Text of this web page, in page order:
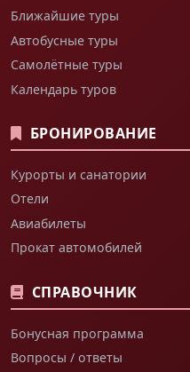
Ближайшие туры
Автобусные туры
Самолётные туры
Календарь туров
БРОНИРОВАНИЕ
Курорты и санатории
Отели
Авиабилеты
Прокат автомобилей
СПРАВОЧНИК
Бонусная программа
Вопросы / ответы